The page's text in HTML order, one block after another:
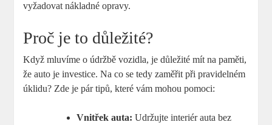
vyžadovat nákladné opravy.
Proč je to důležité?
Když mluvíme o údržbě vozidla, je důležité mít na paměti,
že auto je investice. Na co se tedy zaměřit při pravidelném
úklidu? Zde je pár tipů, které vám mohou pomoci:
Vnitřek auta: Udržujte interiér auta bez